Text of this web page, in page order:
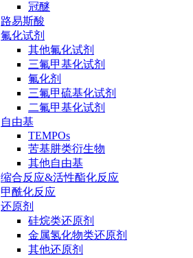
冠醚
路易斯酸
氟化试剂
其他氟化试剂
三氟甲基化试剂
氟化剂
三氟甲硫基化试剂
二氟甲基化试剂
自由基
TEMPOs
苦基肼类衍生物
其他自由基
缩合反应&活性酯化反应
甲酰化反应
还原剂
硅烷类还原剂
金属氢化物类还原剂
其他还原剂